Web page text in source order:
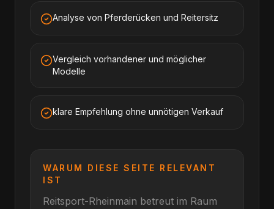
Analyse von Pferderücken und Reitersitz
Vergleich vorhandener und möglicher
Modelle
klare Empfehlung ohne unnötigen Verkauf
WARUM DIESE SEITE RELEVANT
IST
Reitsport-Rheinmain betreut im Raum